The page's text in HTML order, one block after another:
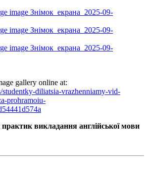
gallery online at:
studentky-diliatsia-vrazhenniamy-vid-
prohramoiu-
викладання англійської мови